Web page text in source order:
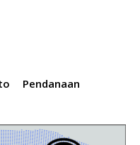
Pendanaan